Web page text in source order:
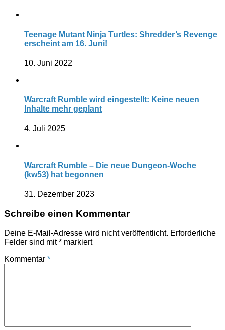
Teenage Mutant Ninja Turtles: Shredder’s Revenge
erscheint am 16. Juni!
10. Juni 2022
Warcraft Rumble wird eingestellt: Keine neuen
Inhalte mehr geplant
4. Juli 2025
Warcraft Rumble – Die neue Dungeon-Woche
(kw53) hat begonnen
31. Dezember 2023
Schreibe einen Kommentar
Deine E-Mail-Adresse wird nicht veröffentlicht. Erforderliche
Felder sind mit* markiert
Kommentar *